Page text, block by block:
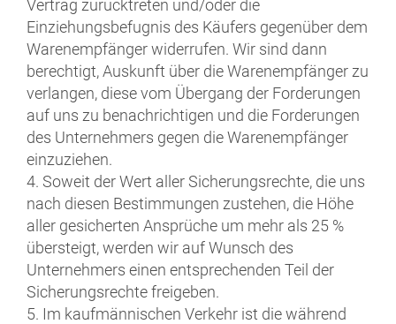
Vertrag zurücktreten und/oder die
Einziehungsbefugnis des Käufers gegenüber dem
Warenempfänger widerrufen. Wir sind dann
berechtigt, Auskunft über die Warenempfänger zu
verlangen, diese vom Übergang der Forderungen
auf uns zu benachrichtigen und die Forderungen
des Unternehmers gegen die Warenempfänger
einzuziehen.
4. Soweit der Wert aller Sicherungsrechte, die uns
nach diesen Bestimmungen zustehen, die Höhe
aller gesicherten Ansprüche um mehr als 25 %
übersteigt, werden wir auf Wunsch des
Unternehmers einen entsprechenden Teil der
Sicherungsrechte freigeben.
5. Im kaufmännischen Verkehr ist die während